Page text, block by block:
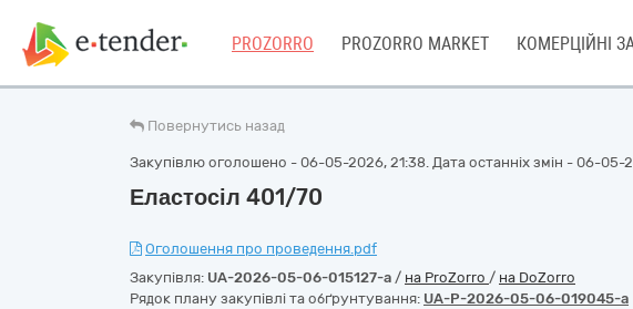
PROZORRO PROZORRO MARKET КОМЕРЦІЙНІ
Повернутись назад
Закупівлю оголошено - 06-05-2026, 21:38. Дата останніх змін - 06-05-
Еластосіл 401/70
Оголошення про проведення.pdf
Закупівля: UA-2026-05-06-015127-a / на ProZorro / на DoZorro
Рядок плану закупівлі та обґрунтування: UA-P-2026-05-06-019045-a